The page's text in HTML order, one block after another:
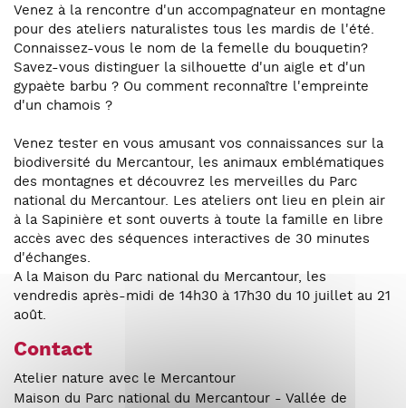
Venez à la rencontre d'un accompagnateur en montagne
pour des ateliers naturalistes tous les mardis de l'été.
Connaissez-vous le nom de la femelle du bouquetin?
Savez-vous distinguer la silhouette d'un aigle et d'un
gypaète barbu ? Ou comment reconnaître l'empreinte
d'un chamois ?
Venez tester en vous amusant vos connaissances sur la
biodiversité du Mercantour, les animaux emblématiques
des montagnes et découvrez les merveilles du Parc
national du Mercantour. Les ateliers ont lieu en plein air
à la Sapinière et sont ouverts à toute la famille en libre
accès avec des séquences interactives de 30 minutes
d'échanges.
A la Maison du Parc national du Mercantour, les
vendredis après-midi de 14h30 à 17h30 du 10 juillet au 21
août.
Contact
Atelier nature avec le Mercantour
Maison du Parc national du Mercantour - Vallée de